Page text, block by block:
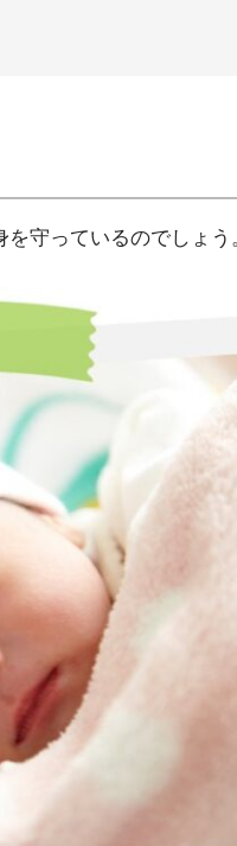
を守っているのでしょう